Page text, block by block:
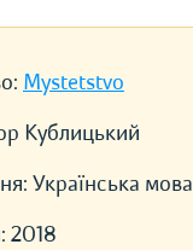
Mystetstvo
Кублицький
Українська мова
2018